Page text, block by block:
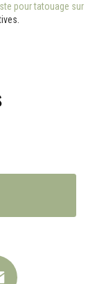
pour tatouage sur